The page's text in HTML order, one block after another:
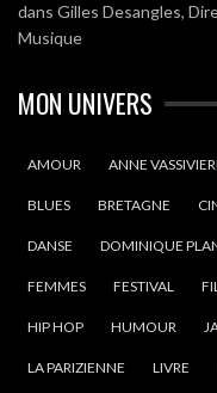
dans Gilles Desangles,
Musique
MON UNIVERS
AMOUR ANNE
BLUES BRETAGNE
DANSE DOMINIQUE
FEMMES FESTIVAL
HIP HOP HUMOUR
LA PARIZIENNE LIVRE